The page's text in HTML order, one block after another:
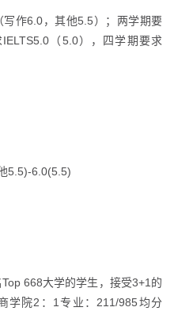
作6.0，其他5.5）；两学期要
（5.0），四学期要求
5.5)-6.0(5.5)
668大学的学生，接受3+1的
学院2：1专业：211/985均分